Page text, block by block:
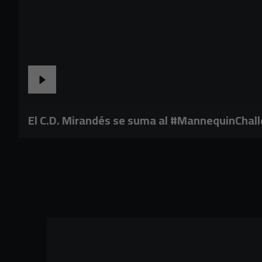
El C.D. Mirandés se suma al